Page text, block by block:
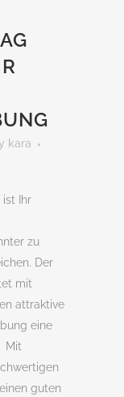
kara
ist Ihr
zu
Der
mit
attraktive
eine
Mit
guten